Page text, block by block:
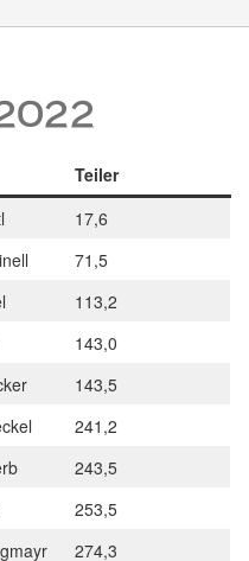
Teiler
17,6
71,5
113,2
143,0
143,5
241,2
243,5
253,5
274,3